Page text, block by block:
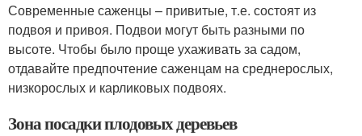
Современные саженцы – привитые, т.е. состоят из
подвоя и привоя. Подвои могут быть разными по
высоте. Чтобы было проще ухаживать за садом,
отдавайте предпочтение саженцам на среднерослых,
низкорослых и карликовых подвоях.
Зона посадки плодовых деревьев